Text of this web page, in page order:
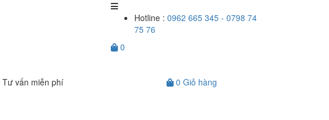
Hotline : 0962 665 345 - 0798 74
75 76
0
Tư vấn miễn phí 0 Giỏ hàng